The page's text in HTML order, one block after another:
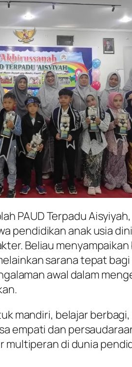
PAUD Terpadu Aisyiyah,
pendidikan anak usia
Beliau menyampaikan
sarana tepat
awal dalam
mandiri, belajar
empati dan
multiperan di dunia